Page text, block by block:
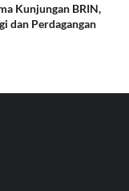
Kunjungan BRIN,
dan Perdagangan